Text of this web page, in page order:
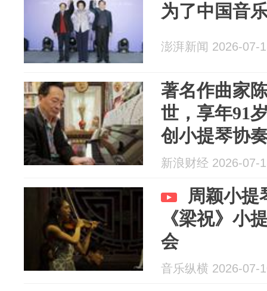
为了中国音
澎湃新闻 2026-07-
著名作曲家
世，享年91
创小提琴协
传！
新浪财经 2026-07-
周颖小提
《梁祝》小
会
音乐纵横 2026-07-